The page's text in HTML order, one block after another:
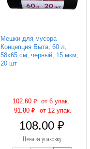
Мешки для мусора
Концепция Быта, 60 л,
58х65 см, черный, 15 мкм,
20 шт
102.60 ₽
от 6 упак.
91.80 ₽
от 12 упак.
108.00
Цена за упаковку